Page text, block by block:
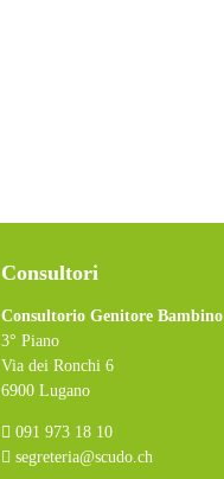
Consultori
Consultorio Genitore Bambino
3° Piano
Via dei Ronchi 6
6900 Lugano
091 973 18 10
segreteria@scudo.ch